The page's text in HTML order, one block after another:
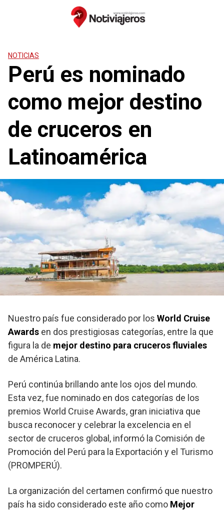
NOTICIAS
Perú es nominado
como mejor destino
de cruceros en
Latinoamérica
Nuestro país fue considerado por los World Cruise
Awards en dos prestigiosas categorías, entre la que
figura la de mejor destino para crucerosfluviales
de América Latina.
Perú continúa brillando ante los ojos del mundo.
Esta vez, fue nominado en dos categorías de los
premios World Cruise Awards, gran iniciativa que
busca reconocer y celebrar la excelencia en el
sector de cruceros global, informó la Comisión de
Promoción del Perú para la Exportación y el Turismo
(PROMPERÚ).
La organización del certamen confirmó que nuestro
país ha sido considerado este año como Mejor